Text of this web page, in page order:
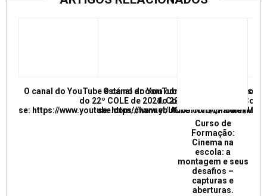
O canal do YouTube está no ar com conferências e mesas
do 22º COLE de 2021. Confira e inscreva
se: https://www.youtube.com/channel/
O canal do YouTube está no ar com
do 22º COLE de 2021.
se: https://www.youtube.com/channel/
Curso de
Formação:
Cinema na
escola: a
montagem e seus
desafios –
capturas e
aberturas.